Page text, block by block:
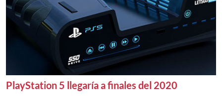
PlayStation 5 llegaría a finales del 2020